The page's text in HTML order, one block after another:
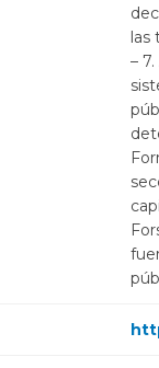
las
–